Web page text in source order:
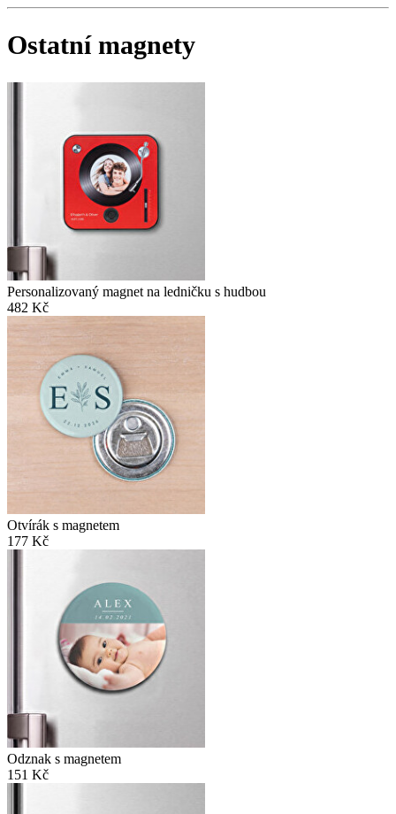
Ostatní magnety
Personalizovaný magnet na ledničku s hudbou
482 Kč
Otvírák s magnetem
177 Kč
Odznak s magnetem
151 Kč